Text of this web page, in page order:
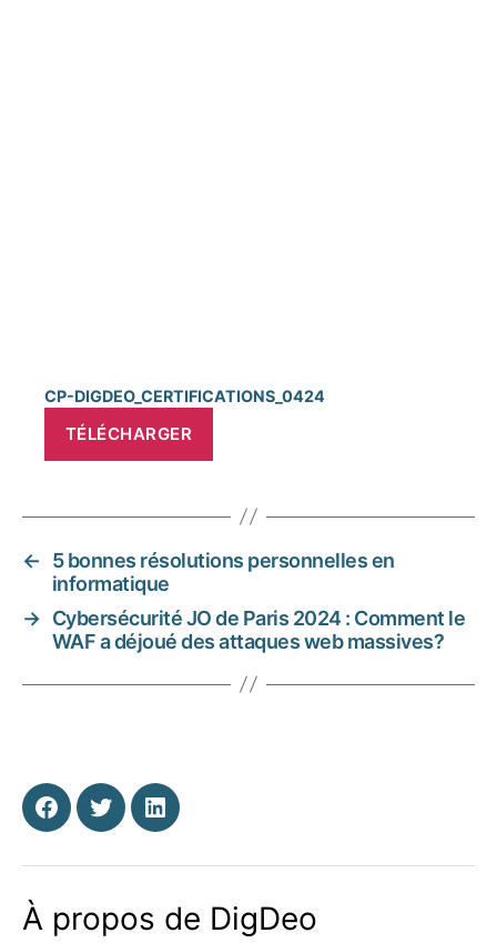
CP-DIGDEO_CERTIFICATIONS_0424
TÉLÉCHARGER
←
5 bonnes résolutions personnelles en
informatique
→ Cybersécurité JO de Paris 2024 : Comment le
WAF a déjoué des attaques web massives?
Facebook
TwitterLinkedin
À propos de DigDeo